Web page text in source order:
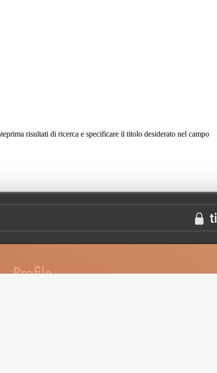
risultati di ricerca e specificare il titolo desiderato nel campo